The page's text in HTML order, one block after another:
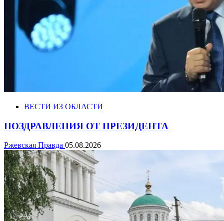
ВЕСТИ ИЗ ОБЛАСТИ
ПОЗДРАВЛЕНИЯ ОТ ПРЕЗИДЕНТА
Ржевская Правда 05.08.2026